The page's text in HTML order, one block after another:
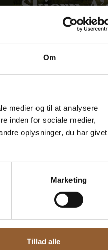
Om
medier og til at analysere
inden for sociale medier,
oplysninger, du har givet
Marketing
Tillad alle
Skjern